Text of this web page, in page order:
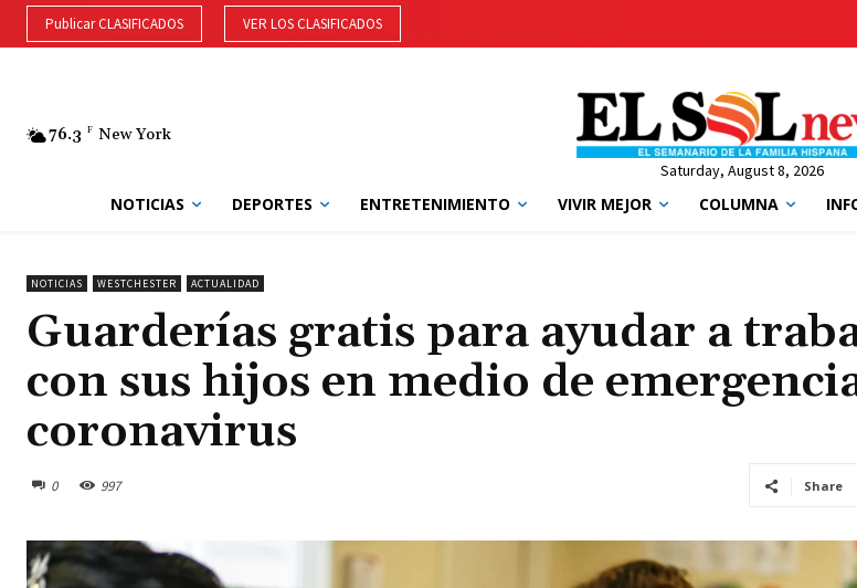
Publicar CLASIFICADOS VER LOS CLASIFICADOS
76.3 F New York
Saturday, August 8, 2026
NOTICIAS DEPORTES ENTRETENIMIENTO VIVIR MEJOR COLUMNA
NOTICIAS WESTCHESTER ACTUALIDAD
Guarderías gratis para ayudar a
con sus hijos en medio de
coronavirus
0 997 Share